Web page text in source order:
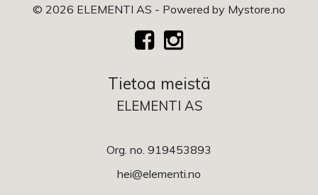
© 2026 ELEMENTI AS - Powered by Mystore.no
Tietoa meistä
ELEMENTI AS
Org. no. 919453893
hei@elementi.no